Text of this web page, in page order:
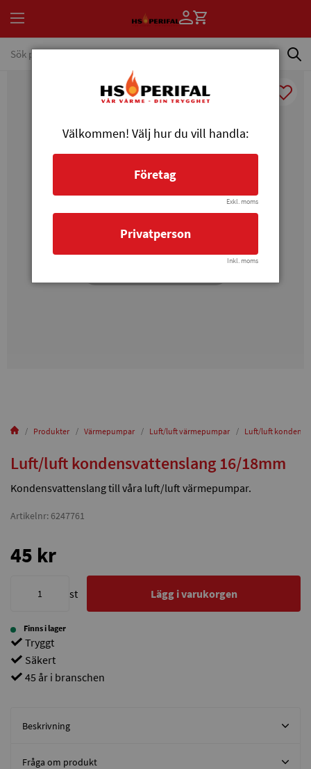
Produkter Värmepumpar Luft/luft värmepumpar Luft/luft
Luft/luft kondensvattenslang 16/18mm
Kondensvattenslang till våra luft/luft värmepumpar.
Artikelnr: 6247761
45 kr
st Lägg i varukorgen
Finns i lager
Tryggt
Säkert
45 år i branschen
Beskrivning
Fråga om produkt
Välkommen! Välj hur du vill handla:
Företag
Exkl. moms
Privatperson
Inkl. moms